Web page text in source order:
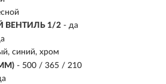
ВЕНТИЛЬ 1/2 - да
синий, хром
- 500 / 365 / 210